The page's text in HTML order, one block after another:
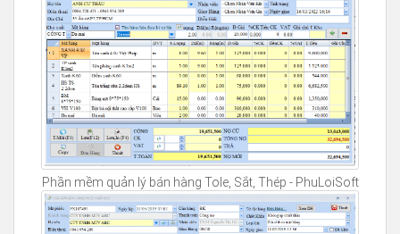
Phần mềm quản lý bán hàng Tole, Sắt, Thép - PhuLoiSoft